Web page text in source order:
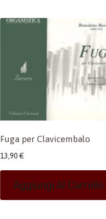
Fuga per Clavicembalo
13,90 €
Aggiungi Al Carrello